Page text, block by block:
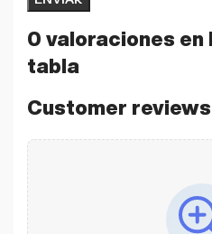
0 valoraciones en
tabla
Customer reviews